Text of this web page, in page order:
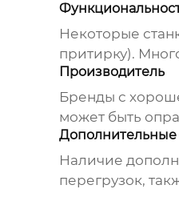
Некоторые
притирку).
Производитель
Бренды с
может быть
Наличие
перегрузок,